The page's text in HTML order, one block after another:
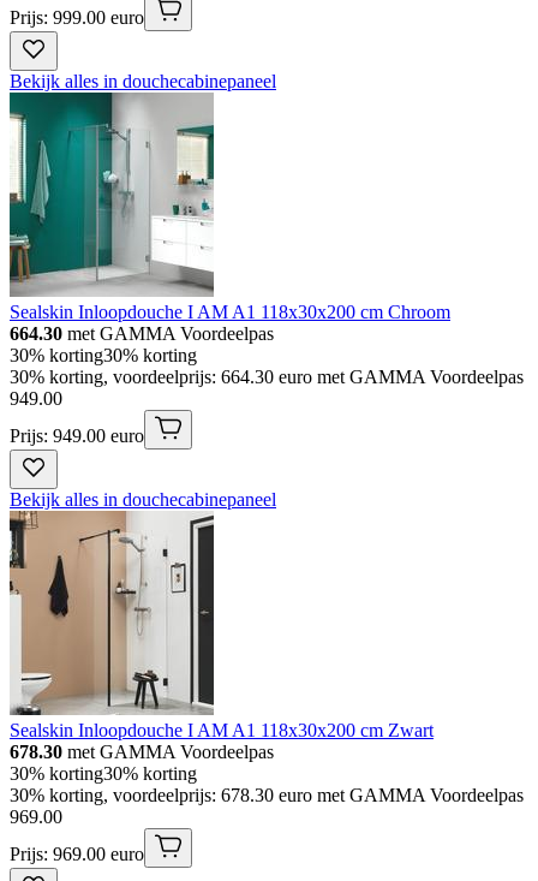
Prijs: 999.00 euro
Bekijk alles in douchecabinepaneel
Sealskin Inloopdouche I AM A1 118x30x200 cm Chroom
664.30 met GAMMA Voordeelpas
30% korting30% korting
30% korting, voordeelprijs: 664.30 euro met GAMMA Voordeelpas
949.00
Prijs: 949.00 euro
Bekijk alles in douchecabinepaneel
Sealskin Inloopdouche I AM A1 118x30x200 cm Zwart
678.30 met GAMMA Voordeelpas
30% korting30% korting
30% korting, voordeelprijs: 678.30 euro met GAMMA Voordeelpas
969.00
Prijs: 969.00 euro